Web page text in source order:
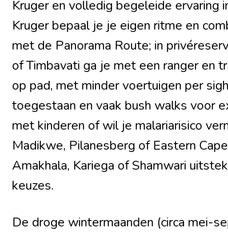
Kruger en volledig begeleide ervaring
Kruger bepaal je je eigen ritme en
met de Panorama Route; in
of Timbavati ga je met een ranger en
op pad, met minder voertuigen per
toegestaan en vaak bush walks voor
met kinderen of wil je malariarisico
Madikwe, Pilanesberg of Eastern
Amakhala, Kariega of Shamwari
keuzes.
De droge wintermaanden (circa mei-